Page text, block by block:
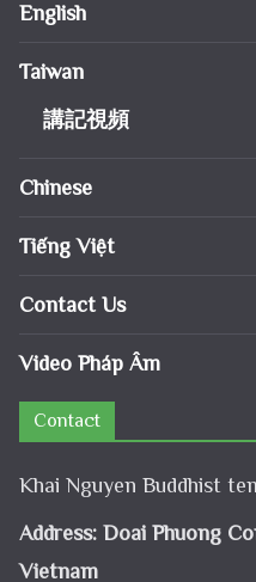
English
Taiwan
講記視頻
Chinese
Tiếng Việt
Contact Us
Video Pháp Âm
Contact
Khai Nguyen Buddhist
Address: Doai Phuong
Vietnam